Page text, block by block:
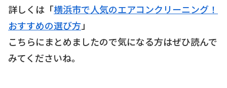
詳しくは「横浜市で人気のエアコンクリーニング！
おすすめの選び方 」
こちらにまとめましたので気になる方はぜひ読んで
みてくださいね。